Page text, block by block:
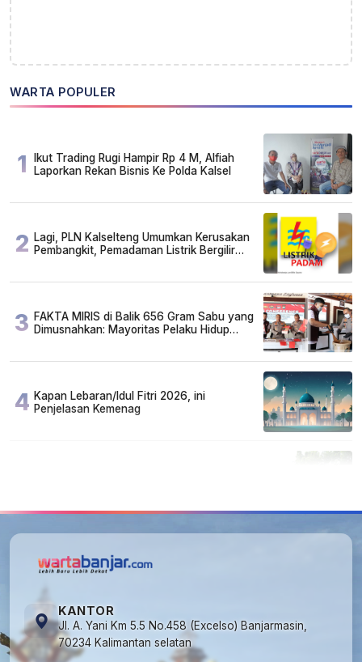
WARTA POPULER
1
Ikut Trading Rugi Hampir Rp 4 M, Alfiah
Laporkan Rekan Bisnis Ke Polda Kalsel
2 Lagi, PLN Kalselteng Umumkan Kerusakan
Pembangkit, Pemadaman Listrik Bergilir
3 FAKTA MIRIS di Balik 656 Gram Sabu yang
Dimusnahkan: Mayoritas Pelaku Hidup
4 Kapan Lebaran/Idul Fitri 2026, ini
Penjelasan Kemenag
KANTOR
Jl. A. Yani Km 5.5 No.458 (Excelso) Banjarmasin,
70234 Kalimantan selatan